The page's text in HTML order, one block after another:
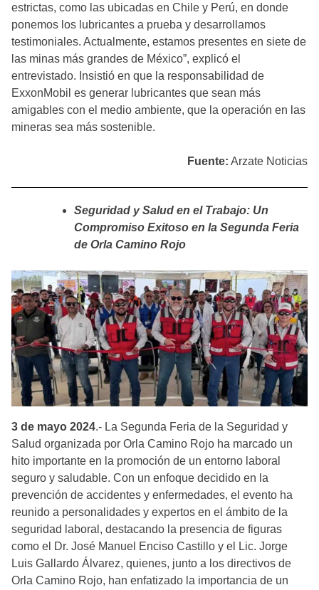
estrictas, como las ubicadas en Chile y Perú, en donde
ponemos los lubricantes a prueba y desarrollamos
testimoniales. Actualmente, estamos presentes en siete de
las minas más grandes de México”, explicó el
entrevistado. Insistió en que la responsabilidad de
ExxonMobil es generar lubricantes que sean más
amigables con el medio ambiente, que la operación en las
mineras sea más sostenible.
Fuente: Arzate Noticias
Seguridad y Salud en el Trabajo: Un
Compromiso Exitoso en la Segunda Feria
de Orla Camino Rojo
3 de mayo 2024.- La Segunda Feria de la Seguridad y
Salud organizada por Orla Camino Rojo ha marcado un
hito importante en la promoción de un entorno laboral
seguro y saludable. Con un enfoque decidido en la
prevención de accidentes y enfermedades, el evento ha
reunido a personalidades y expertos en el ámbito de la
seguridad laboral, destacando la presencia de figuras
como el Dr. José Manuel Enciso Castillo y el Lic. Jorge
Luis Gallardo Álvarez, quienes, junto a los directivos de
Orla Camino Rojo, han enfatizado la importancia de un